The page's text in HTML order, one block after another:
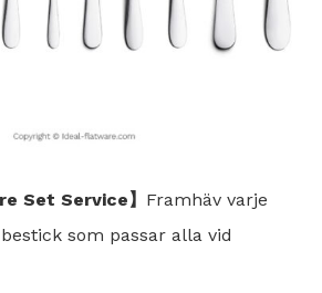
Set Service】 Framhäv varje
som passar alla vid